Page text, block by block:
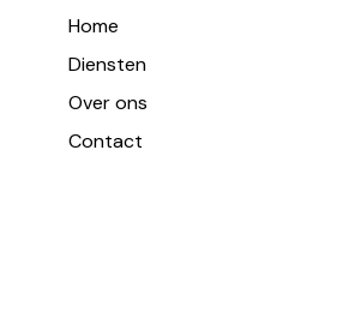
Home
Diensten
Over ons
Contact